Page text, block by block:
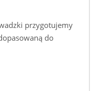
przygotujemy
do